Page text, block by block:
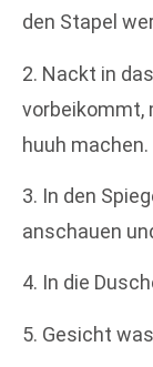
den Stapel
2. Nackt in
vorbeikommt,
huuh machen.
3. In den
anschauen
4. In die
5. Gesicht